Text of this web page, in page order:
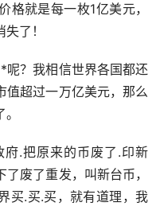
就是每一枚1亿美元，
了！
呢？我相信世界各国都还
超过一万亿美元，那么
.把原来的币废了.印新
废了重发，叫新台币，
买.买.买，就有道理，我